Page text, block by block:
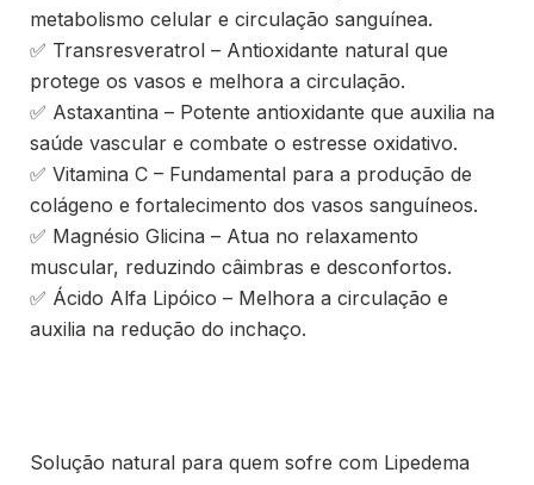
metabolismo celular e circulação sanguínea.
✅ Transresveratrol – Antioxidante natural que
protege os vasos e melhora a circulação.
✅ Astaxantina – Potente antioxidante que auxilia na
saúde vascular e combate o estresse oxidativo.
✅ Vitamina C – Fundamental para a produção de
colágeno e fortalecimento dos vasos sanguíneos.
✅ Magnésio Glicina – Atua no relaxamento
muscular, reduzindo câimbras e desconfortos.
✅ Ácido Alfa Lipóico – Melhora a circulação e
auxilia na redução do inchaço.
Solução natural para quem sofre com Lipedema